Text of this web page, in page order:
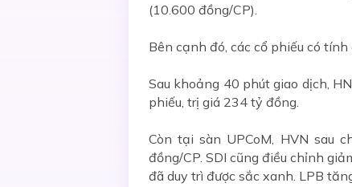
(10.600 đồng/CP).
Bên cạnh đó, các cổ phiếu có
Sau khoảng 40 phút giao dịch,
phiếu, trị giá 234 tỷ đồng.
Còn tại sàn UPCoM, HVN sau
đồng/CP. SDI cũng điều chỉnh
đã duy trì được sắc xanh. LPB